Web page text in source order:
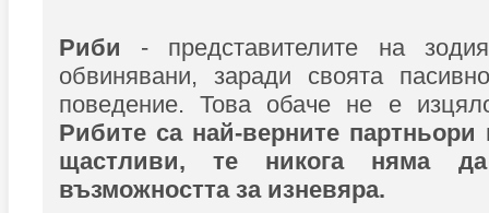
Риби - представителите на
обвинявани, заради своята
поведение. Това обаче не е
Рибите са най-верните
щастливи, те никога няма
възможността за изневяра.